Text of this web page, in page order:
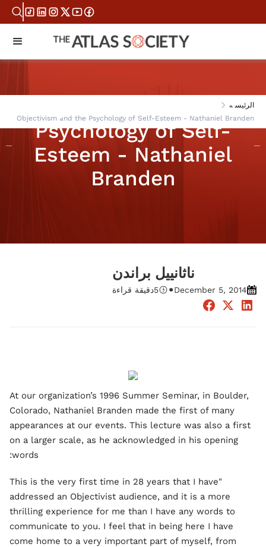
الرئيسية
Objectivism and the Psychology of Self-Esteem - Nathaniel Branden
Objectivism and the
Psychology of Self-
Esteem - Nathaniel
Branden
ناثانييل براندن
December 5, 2014
•
5دقيقة قراءة
At our organization’s 1996 Summer Seminar, in Boulder,
Colorado, Nathaniel Branden made the first of many
appearances at our events. This lecture was also a first
on a larger scale, as he acknowledged in his opening
words:
"This is the very first time in 28 years that I have
addressed an Objectivist audience, and it is a more
thrilling experience for me than I have any words to
communicate to you. I feel that in being here I have
come home to a very important part of myself, from